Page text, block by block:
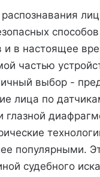
распознавания
и в настоящее
частью
выбор -
лица по
глазной
популярными.
судебного